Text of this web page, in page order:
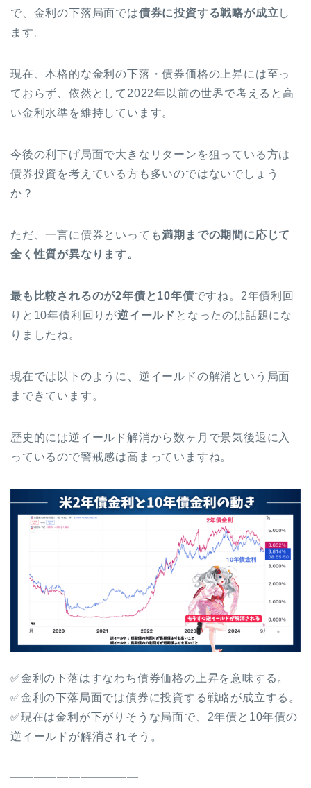
で、金利の下落局面では債券に投資する戦略が成立 し
ます。
現在、本格的な金利の下落・債券価格の上昇には至っ
ておらず、依然として2022年以前の世界で考えると高
い金利水準を維持しています。
今後の利下げ局面で大きなリターンを狙っている方は
債券投資を考えている方も多いのではないでしょう
か？
ただ、一言に債券といっても満期までの期間に応じて
全く性質が異なります。
最も比較されるのが2年債と10年債ですね。2年債利回
りと10年債利回りが逆イールド となったのは話題にな
りましたね。
現在では以下のように、逆イールドの解消という局面
まできています。
歴史的には逆イールド解消から数ヶ月で景気後退に入
っているので警戒感は高まっていますね。
✅金利の下落はすなわち債券価格の上昇を意味する。
✅金利の下落局面では債券に投資する戦略が成立する。
✅現在は金利が下がりそうな局面で、2年債と10年債の
逆イールドが解消されそう。
━━━━━━━━━━━